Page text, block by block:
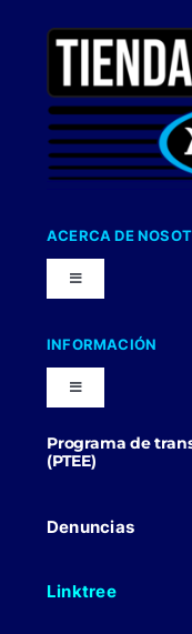
ACERCA DE
Toggle
Navigation
Nuestra Compañia
Trabaja con nosotros
INFORMACIÓN
Toggle
Navigation
Blog
Politicas Comerciales
Programa de
(PTEE)
Denuncias
Linktree